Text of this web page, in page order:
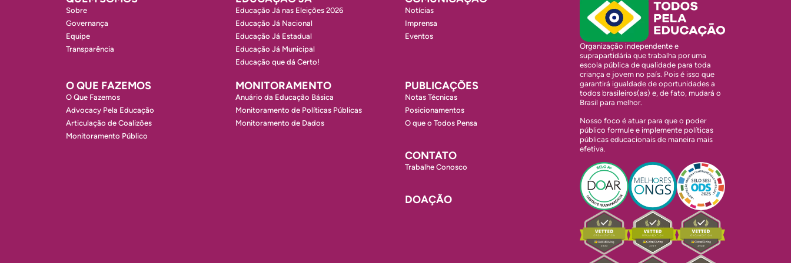
Sobre
Governança
Equipe
Transparência
Educação Já nas Eleições 2026
Educação Já Nacional
Educação Já Estadual
Educação Já Municipal
Educação que dá Certo!
Notícias
Imprensa
Eventos
O QUE FAZEMOS
O Que Fazemos
Advocacy Pela Educação
Articulação de Coalizões
Monitoramento Público
MONITORAMENTO
Anuário da Educação Básica
Monitoramento de Políticas Públicas
Monitoramento de Dados
PUBLICAÇÕES
Notas Técnicas
Posicionamentos
O que o Todos Pensa
CONTATO
Trabalhe Conosco
DOAÇÃO
Organização independente e
suprapartidária que trabalha por uma
escola pública de qualidade para toda
criança e jovem no país. Pois é isso que
garantirá igualdade de oportunidades a
todos brasileiros(as) e, de fato, mudará o
Brasil para melhor.
Nosso foco é atuar para que o poder
público formule e implemente políticas
públicas educacionais de maneira mais
efetiva.